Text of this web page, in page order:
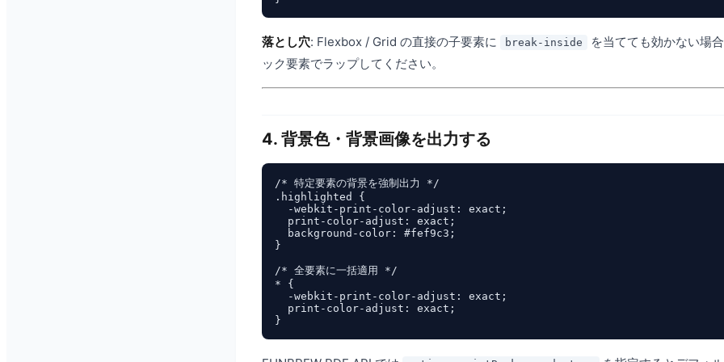
落とし穴: Flexbox / Grid の直接の子要素に break-inside
を当てても効かない場
ック要素でラップしてください。
4. 背景色・背景画像を出力する
/* 特定要素の背景を強制出力 */
.highlighted {
  -webkit-print-color-adjust: exact;
  print-color-adjust: exact;
  background-color: #fef9c3;
}
/* 全要素に一括適用 */
* {
  -webkit-print-color-adjust: exact;
  print-color-adjust: exact;